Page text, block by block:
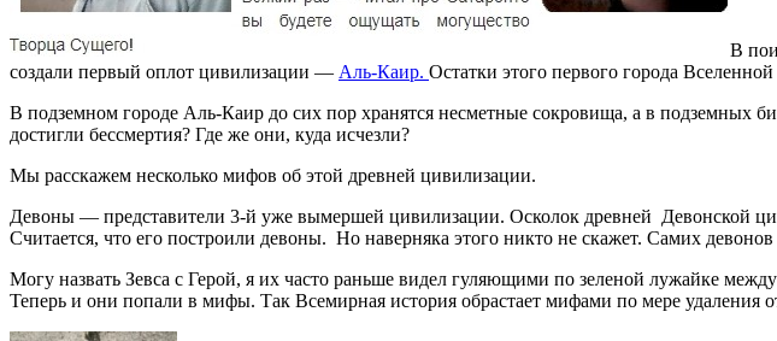
В
создали первый оплот цивилизации — Аль-Каир. Остатки этого первого города
В подземном городе Аль-Каир до сих пор хранятся несметные сокровища, а в подземных
достигли бессмертия? Где же они, куда исчезли?
Мы расскажем несколько мифов об этой древней цивилизации.
Девоны — представители 3-й уже вымершей цивилизации. Осколок древней Девонской
Считается, что его построили девоны. Но наверняка этого никто не скажет. Самих
Могу назвать Зевса с Герой, я их часто раньше видел гуляющими по зеленой лужайке
Теперь и они попали в мифы. Так Всемирная история обрастает мифами по мере удаления